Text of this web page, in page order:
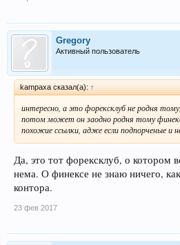
Gregory
Активный пользователь
kampaxa сказал(а): ↑
интересно, а это форексклуб не родня
потом может он заодно родня тому
похожие ссылки, адже если подпорченые и
Да, это тот форексклуб, о котором
нема. О финексе не знаю ничего,
контора.
23 фев 2017